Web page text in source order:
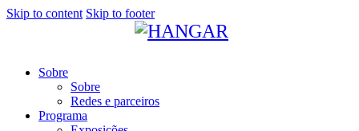
Skip to content Skip to footer
Sobre
Sobre
Redes e parceiros
Programa